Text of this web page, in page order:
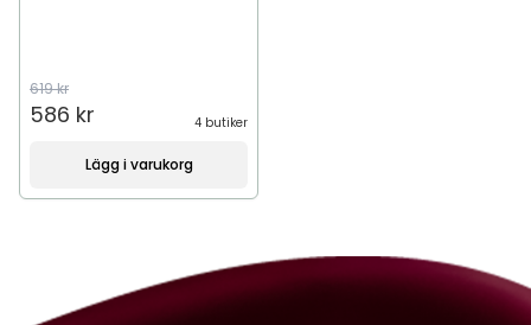
619 kr
586 kr 4 butiker
Lägg i varukorg